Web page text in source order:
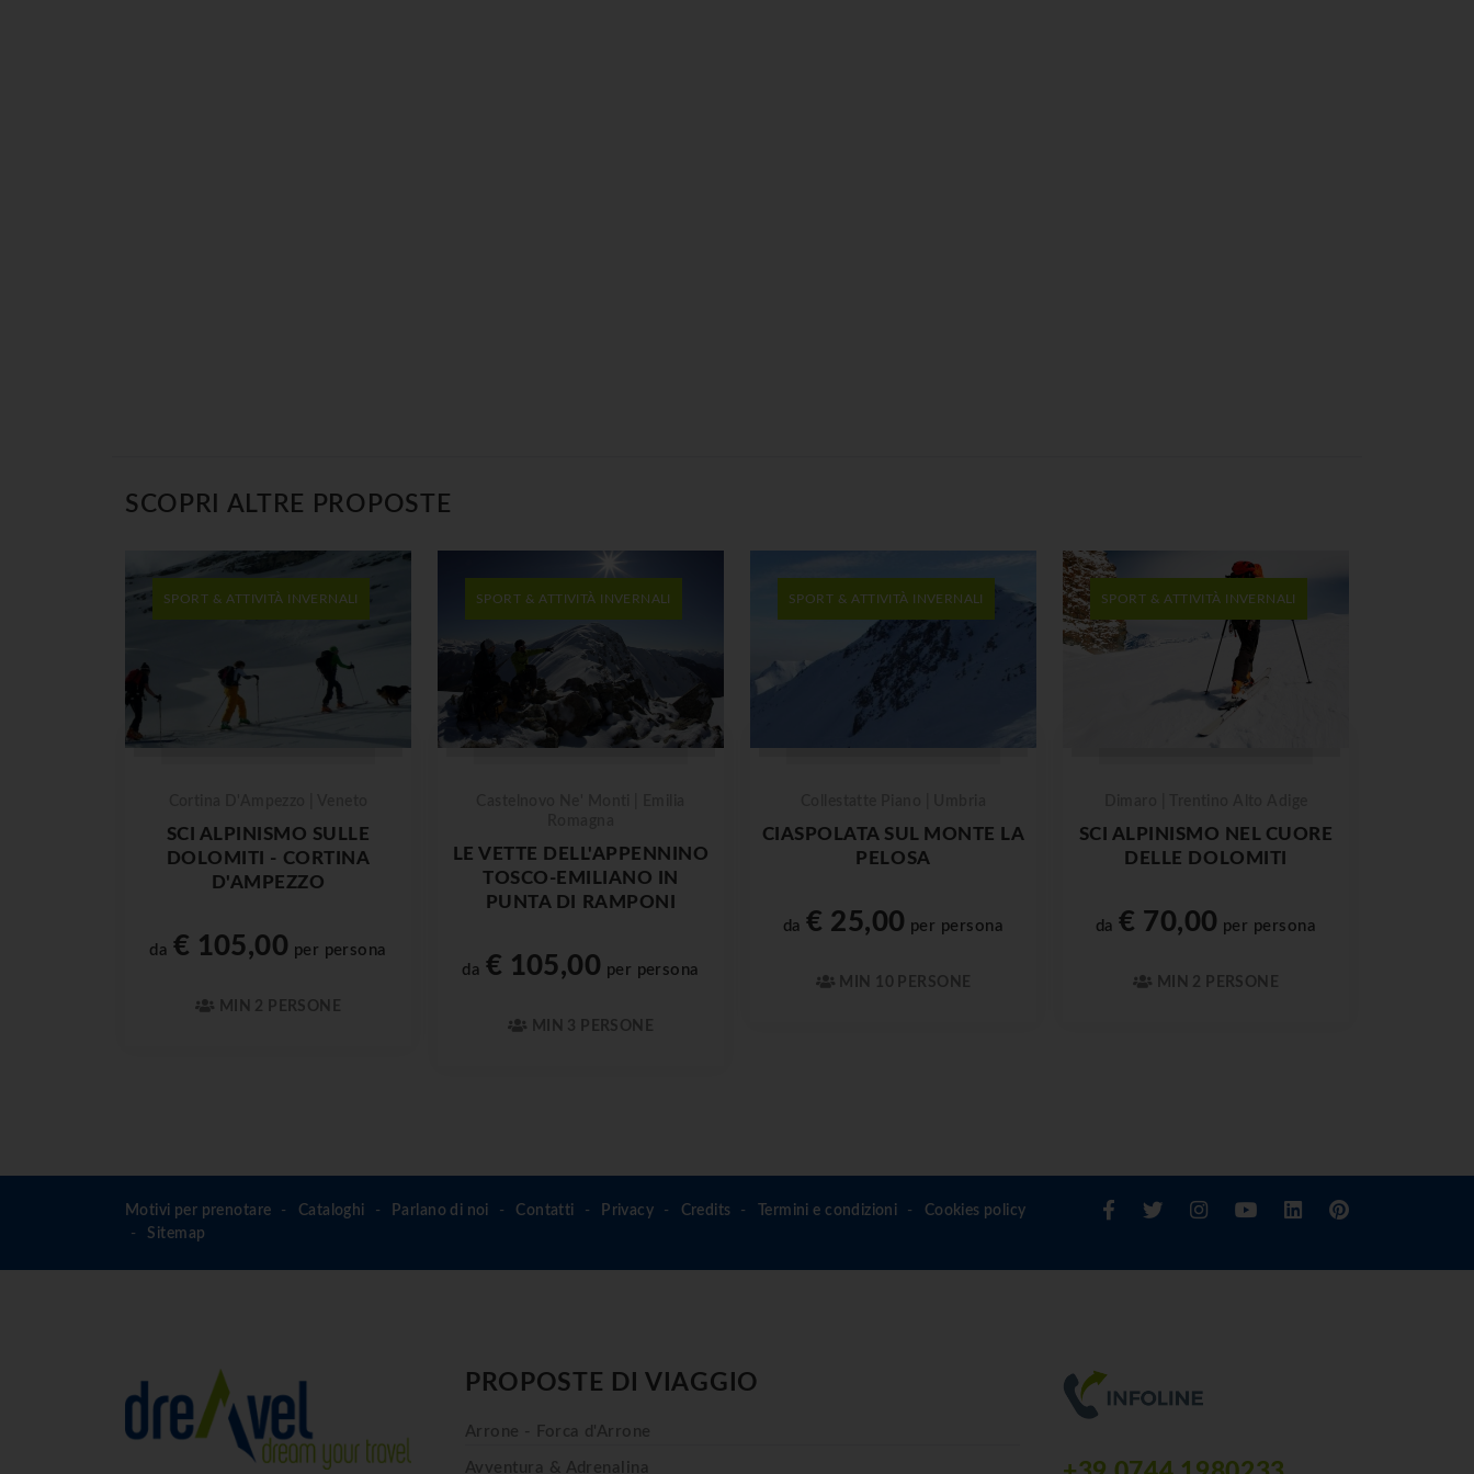
SCOPRI ALTRE PROPOSTE
SPORT & ATTIVITÀ INVERNALI
SCI ALPINISMO SULLE
DOLOMITI - CORTINA
D'AMPEZZO
da € 105,00 per persona
MIN 2 PERSONE
SPORT & ATTIVITÀ INVERNALI
LE VETTE DELL'APPENNINO
TOSCO-EMILIANO IN
PUNTA DI RAMPONI
da € 105,00 per persona
MIN 3 PERSONE
SPORT & ATTIVITÀ INVERNALI
CIASPOLATA SUL MONTE LA
PELOSA
da€ 25,00 per persona
MIN 10 PERSONE
SPORT & ATTIVITÀ INVERNALI
SCI ALPINISMO NEL CUORE
DELLE DOLOMITI
da€ 70,00 per persona
MIN 2 PERSONE
Motivi per prenotare Cataloghi Parlano di noi Contatti Privacy Credits Termini e condizioni
Cookies policy
Sitemap
PROPOSTE DI VIAGGIO
Arrone - Forca d'Arrone
Avventura & Adrenalina